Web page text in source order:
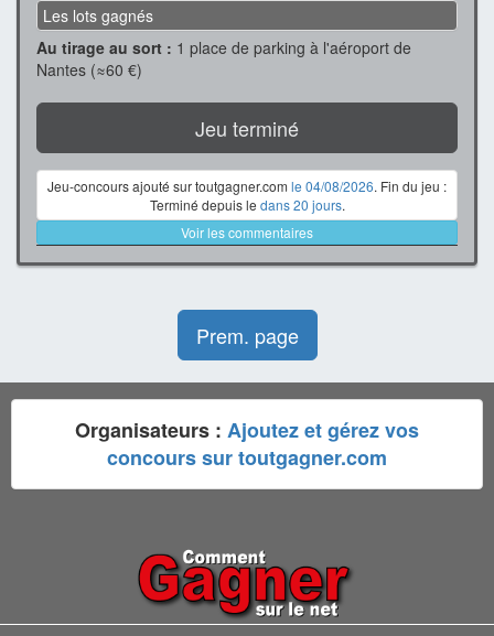
Les lots gagnés
Au tirage au sort : 1 place de parking à l'aéroport de
Nantes (≈60 €)
Jeu terminé
Jeu-concours ajouté sur toutgagner.com le 04/08/2026. Fin du jeu :
Terminé depuis le dans 20 jours.
Voir les commentaires
Prem. page
Organisateurs : Ajoutez et gérez vos
concours sur toutgagner.com